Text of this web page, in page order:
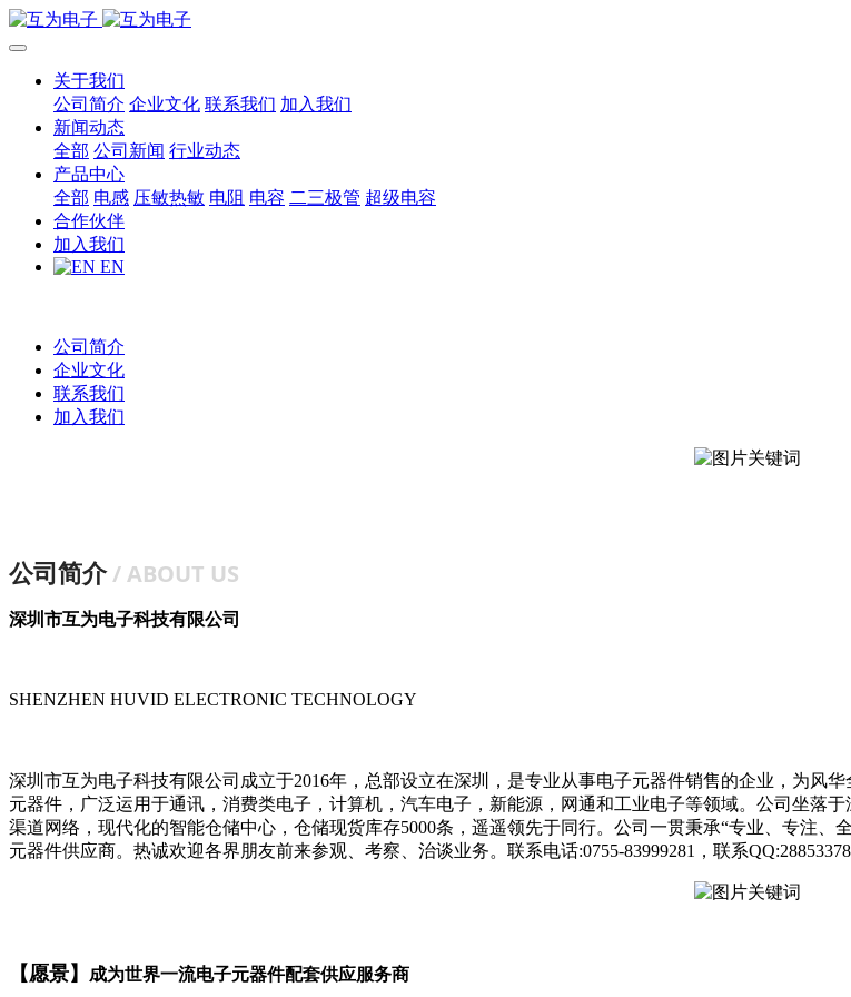
关于我们
公司简介 企业文化 联系我们 加入我们
新闻动态
全部 公司新闻 行业动态
产品中心
全部 电感 压敏热敏 电阻 电容 二三极管 超级电容
合作伙伴
加入我们
EN
公司简介
企业文化
联系我们
加入我们
公司简介/ABOUT US
深圳市互为电子科技有限公司
SHENZHEN HUVID ELECTRONIC TECHNOLOGY
深圳市互为电子科技有限公司成立于2016年，总部设立在深圳，是专业从事电子元器件销售的企业，为风
元器件，广泛运用于通讯，消费类电子，计算机，汽车电子，新能源，网通和工业电子等领域。公司坐落
渠道网络，现代化的智能仓储中心，仓储现货库存5000条，遥遥领先于同行。公司一贯秉承“专业、专注
元器件供应商。热诚欢迎各界朋友前来参观、考察、治谈业务。联系电话:0755-83999281，联系
【愿景】 成为世界一流电子元器件配套供应服务商